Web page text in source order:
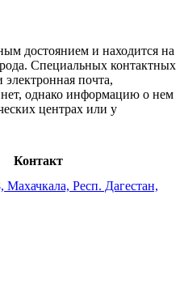
достоянием и находится на
Специальных контактных
почта,
однако информацию о нем
центрах или у
Контакт
Махачкала, Респ. Дагестан,